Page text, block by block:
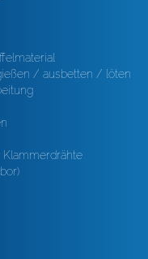
/ ausbetten / löten